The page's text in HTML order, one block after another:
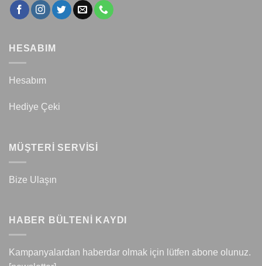
HESABIM
Hesabım
Hediye Çeki
MÜŞTERİ SERVİSİ
Bize Ulaşın
HABER BÜLTENİ KAYDI
Kampanyalardan haberdar olmak için lütfen abone olunuz.